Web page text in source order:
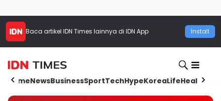
Baca artikel IDN Times lainnya di IDN App Install
HomeNewsBusinessSportTechHypeKoreaLifeHealth